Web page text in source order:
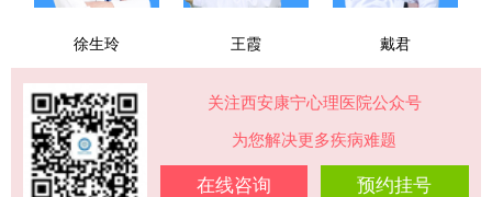
徐生玲 王霞 戴君
关注西安康宁心理医院公众号
为您解决更多疾病难题
在线咨询 预约挂号